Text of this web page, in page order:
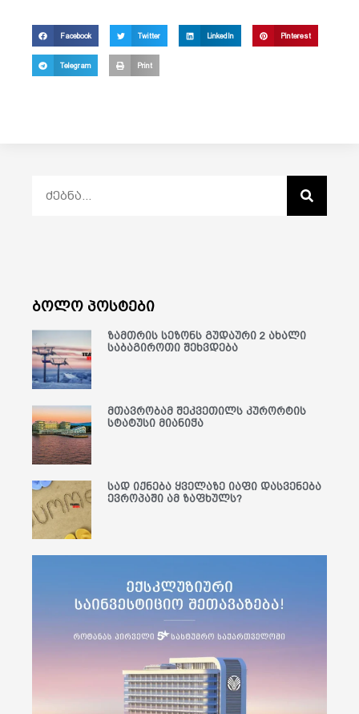
Facebook Twitter LinkedIn Pinterest
Telegram Print
ბოლო პოსტები
ზამთრის სეზონს გუდაური 2 ახალი
საბაგიროთი შეხვდება
მთავრობამ შეკვეთილს კურორტის
სტატუსი მიანიჭა
სად იქნება ყველაზე იაფი დასვენება
ევროპაში ამ ზაფხულს?